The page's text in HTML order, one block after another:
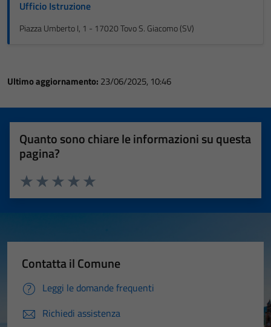
Ufficio Istruzione
Piazza Umberto I, 1 - 17020 Tovo S. Giacomo (SV)
Ultimo aggiornamento: 23/06/2025, 10:46
Quanto sono chiare le informazioni su questa
pagina?
Valuta 5 stelle su 5
Valuta 4 stelle su 5
Valuta 3 stelle su 5
Valuta 2 stelle su 5
Valuta 1 stelle su 5
Contatta il Comune
Leggi le domande frequenti
Richiedi assistenza